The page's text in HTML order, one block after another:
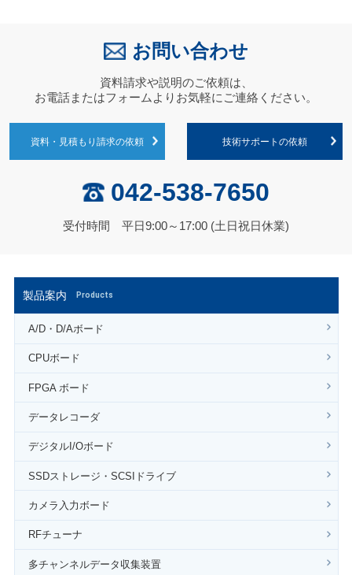
製品案内 Products
A/D・D/Aボード
CPUボード
FPGA ボード
データレコーダ
デジタルI/Oボード
SSDストレージ・SCSIドライブ
カメラ入力ボード
RFチューナ
多チャンネルデータ収集装置
お問い合わせ
資料請求や説明のご依頼は、
お電話またはフォームよりお気軽にご連絡ください。
資料・見積もり請求の依頼 技術サポートの依頼
042-538-7650
受付時間 平日9:00～17:00 (土日祝日休業)